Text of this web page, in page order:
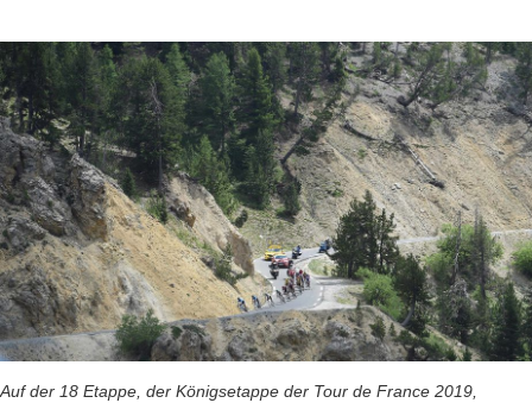
Auf der 18 Etappe, der Königsetappe der Tour de France 2019,